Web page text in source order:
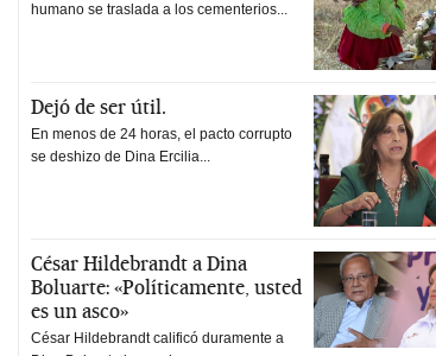
humano se traslada a los cementerios...
Dejó de ser útil.
En menos de 24 horas, el pacto corrupto
se deshizo de Dina Ercilia...
César Hildebrandt a Dina
Boluarte: «Políticamente, usted
es un asco»
César Hildebrandt calificó duramente a